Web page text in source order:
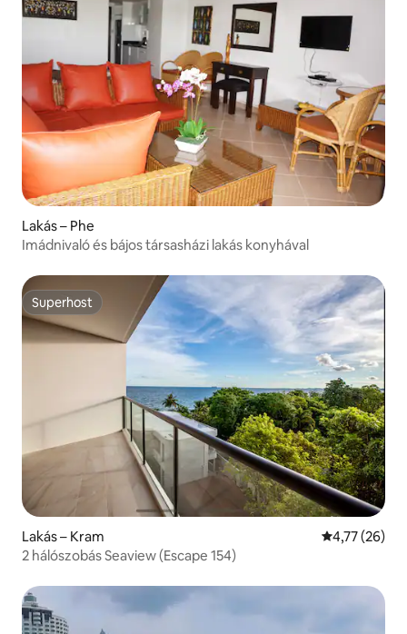
Lakás – Phe
Imádnivaló és bájos társasházi lakás konyhával
Superhost
Superhost
Lakás – Kram Átlagos
4,77 (26)
2 hálószobás Seaview (Escape 154)